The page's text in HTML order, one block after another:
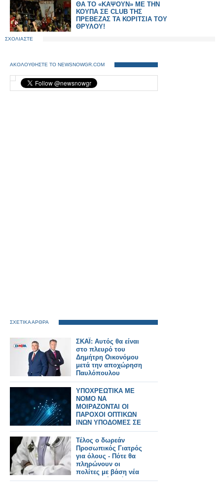
ΘΑ ΤΟ «ΚΑΨΟΥΝ» ΜΕ ΤΗΝ
ΚΟΥΠΑ ΣΕ CLUB ΤΗΣ
ΠΡΕΒΕΖΑΣ ΤΑ ΚΟΡΙΤΣΙΑ ΤΟΥ
ΘΡΥΛΟΥ!
ΣΧΟΛΙΑΣΤΕ
ΑΚΟΛΟΥΘΗΣΤΕ ΤΟ NEWSNOWGR.COM
ΣΧΕΤΙΚΑ ΑΡΘΡΑ
ΣΚΑΪ: Αυτός θα είναι
στο πλευρό του
Δημήτρη Οικονόμου
μετά την αποχώρηση
Παυλόπουλου
ΥΠΟΧΡΕΩΤΙΚΑ ΜΕ
ΝΟΜΟ ΝΑ
ΜΟΙΡΑΖΟΝΤΑΙ ΟΙ
ΠΑΡΟΧΟΙ ΟΠΤΙΚΩΝ
ΙΝΩΝ ΥΠΟΔΟΜΕΣ ΣΕ
ΠΟΛΥΚΑΤΟΙΚΙΕΣ
Τέλος ο δωρεάν
Προσωπικός Γιατρός
για όλους - Πότε θα
πληρώνουν οι
πολίτες με βάση νέα
υπουργική απόφαση